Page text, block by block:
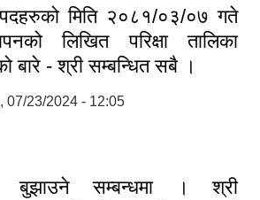
पदहरुको मिति २०८१/०३/०७ गते
लिखित परिक्षा तालिका
बारे - श्री सम्बन्धित सबै ।
07/23/2024 - 12:05
बुझाउने सम्बन्धमा । श्री